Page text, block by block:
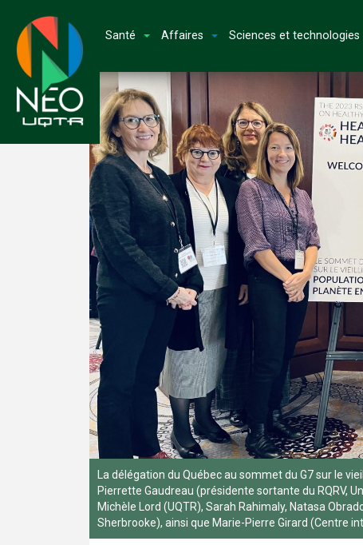
Santé Affaires Sciences et technologies
La délégation du Québec au sommet du G7 sur le
Pierrette Gaudreau (présidente sortante du RQRV,
Michèle Lord (UQTR), Sarah Rahimaly, Natasa
Sherbrooke), ainsi que Marie-Pierre Girard (Centre